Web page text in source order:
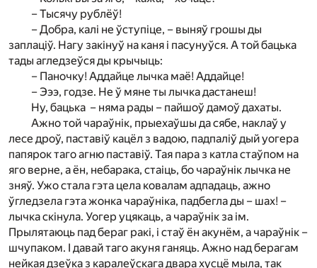
– Тысячу рублёў!
– Добра, калі не ўступіце, – выняў грошы ды
заплаціў. Нагу закінуў на каня і пасунуўся. А той бацька
тады агледзеўся ды крычыць:
– Паночку! Аддайце лычка маё! Аддайце!
– Эээ, годзе. Не ў мяне ты лычка дастанеш!
Ну, бацька – няма рады – пайшоў дамоў дахаты.
Ажно той чараўнік, прыехаўшы да сябе, наклаў у
лесе дроў, паставіў кацёл з вадою, падпаліў дый уогера
папярок таго агню паставіў. Тая пара з катла стаўпом на
яго верне, а ён, небарака, стаіць, бо чараўнік лычка не
зняў. Ужо стала гэта цела ковалам адпадаць, ажно
ўгледзела гэта жонка чараўніка, падбегла ды – шах! –
лычка скінула. Уогер уцякаць, а чараўнік за ім.
Прылятаюць пад бераг ракі, і стаў ён акунём, а чараўнік –
шчупаком. І давай таго акуня ганяць. Ажно над берагам
нейкая дзеўка з каралеўскага двара хусцё мыла, так